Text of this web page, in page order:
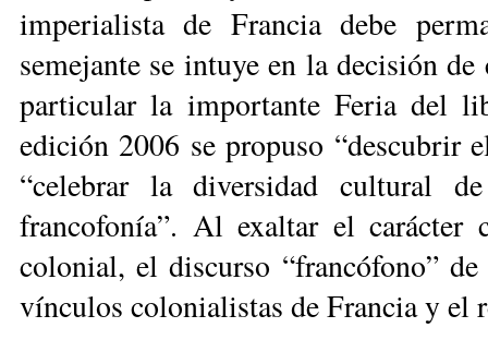
imperialista de Francia debe
semejante se intuye en la decisión
particular la importante Feria del
edición 2006 se propuso “descubrir
“celebrar la diversidad cultural
francofonía”. Al exaltar el
colonial, el discurso “francófono”
vínculos colonialistas de Francia y el